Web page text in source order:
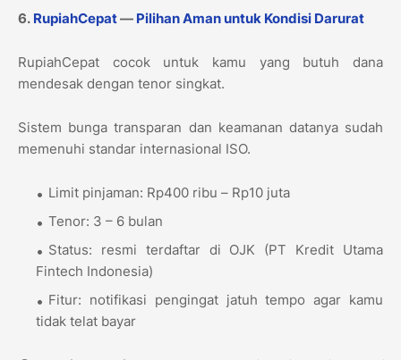
6. RupiahCepat— Pilihan Aman untuk Kondisi Darurat
RupiahCepat cocok untuk kamu yang butuh dana
mendesak dengan tenor singkat.
Sistem bunga transparan dan keamanan datanya sudah
memenuhi standar internasional ISO.
Limit pinjaman: Rp400 ribu – Rp10 juta
Tenor: 3 – 6 bulan
Status: resmi terdaftar di OJK (PT Kredit Utama
Fintech Indonesia)
Fitur: notifikasi pengingat jatuh tempo agar kamu
tidak telat bayar